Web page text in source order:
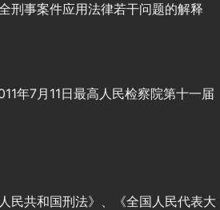
刑事案件应用法律若干问题的解释
年7月11日最高人民检察院第十一届
民共和国刑法》、《全国人民代表大